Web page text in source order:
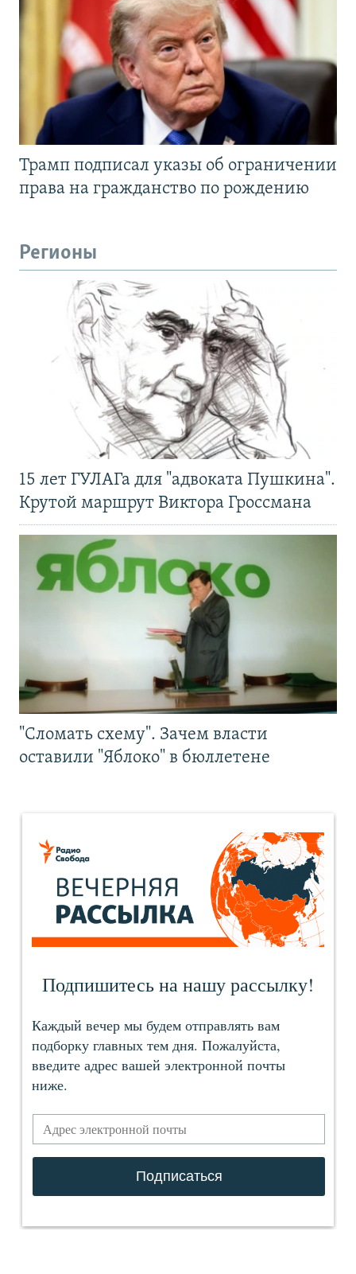
Трамп подписал указы об ограничении
права на гражданство по рождению
Регионы
15 лет ГУЛАГа для "адвоката Пушкина".
Крутой маршрут Виктора Гроссмана
"Сломать схему". Зачем власти
оставили "Яблоко" в бюллетене